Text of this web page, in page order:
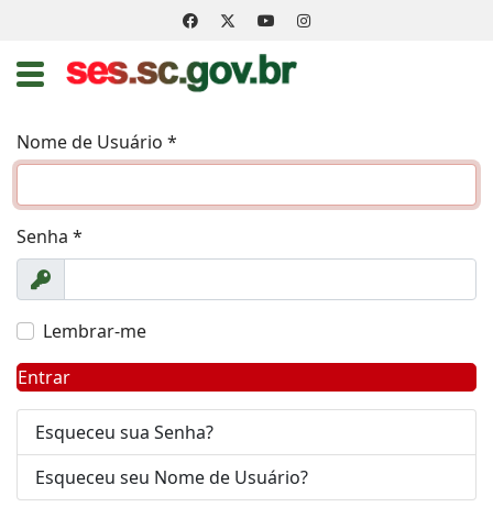
Nome de Usuário *
Senha *
Exibir
Lembrar-me
Entrar
Esqueceu sua Senha?
Esqueceu seu Nome de Usuário?